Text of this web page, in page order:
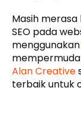
Masih
SEO pada
menggunakan
Alan Creative
terbaik untuk